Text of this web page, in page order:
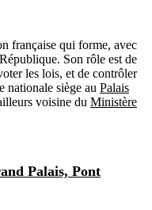
française qui forme, avec
Son rôle est de
les lois, et de contrôler
nationale siège au Palais
voisine du Ministère
Palais, Pont